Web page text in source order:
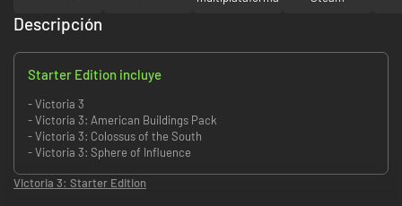
Descripción
Starter Edition incluye
- Victoria 3
- Victoria 3: American Buildings Pack
- Victoria 3: Colossus of the South
- Victoria 3: Sphere of Influence
Victoria 3: Starter Edition